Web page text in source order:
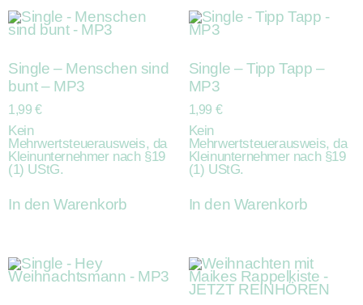
Single – Menschen sind
bunt – MP3
1,99 €
Kein
Mehrwertsteuerausweis, da
Kleinunternehmer nach §19
(1) UStG.
In den Warenkorb
Single – Tipp Tapp –
MP3
1,99 €
Kein
Mehrwertsteuerausweis, da
Kleinunternehmer nach §19
(1) UStG.
In den Warenkorb